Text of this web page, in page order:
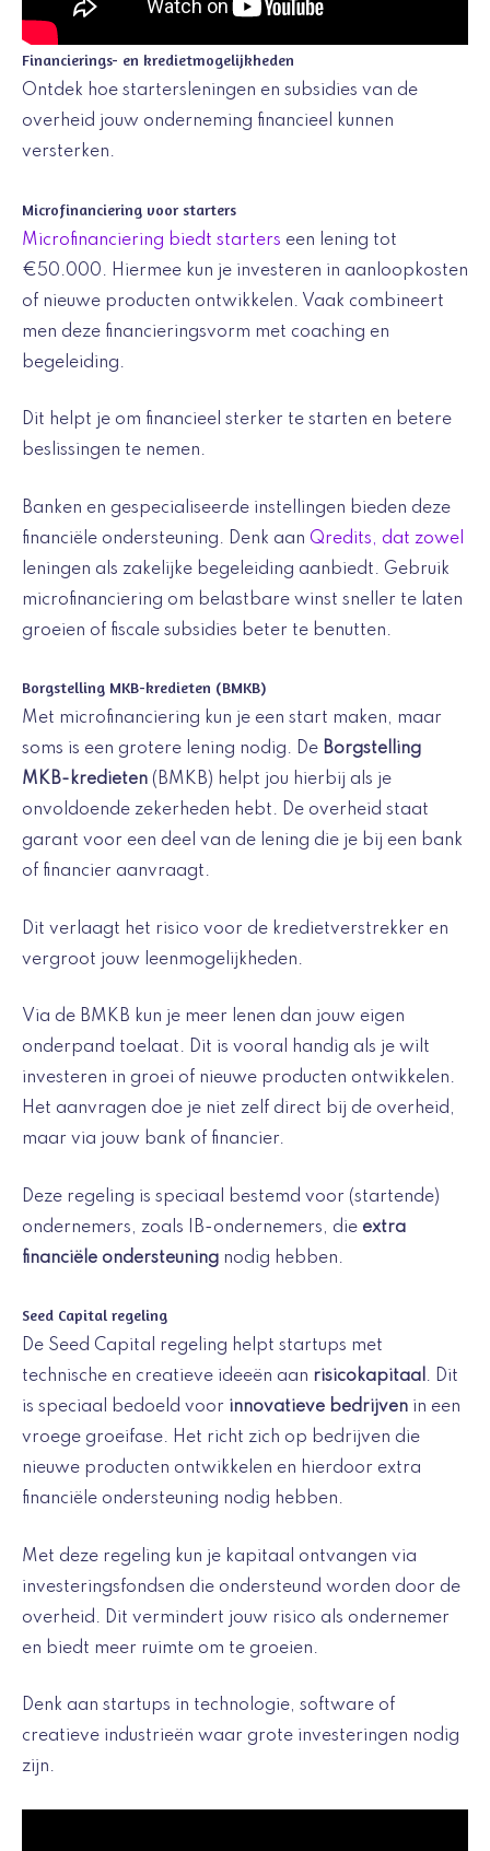
Financierings- en kredietmogelijkheden
Ontdek hoe startersleningen en subsidies van de
overheid jouw onderneming financieel kunnen
versterken.
Microfinanciering voor starters
Microfinanciering biedt starters een lening tot
€50.000. Hiermee kun je investeren in aanloopkosten
of nieuwe producten ontwikkelen. Vaak combineert
men deze financieringsvorm met coaching en
begeleiding.
Dit helpt je om financieel sterker te starten en betere
beslissingen te nemen.
Banken en gespecialiseerde instellingen bieden deze
financiële ondersteuning. Denk aan Qredits, dat zowel
leningen als zakelijke begeleiding aanbiedt. Gebruik
microfinanciering om belastbare winst sneller te laten
groeien of fiscale subsidies beter te benutten.
Borgstelling MKB-kredieten (BMKB)
Met microfinanciering kun je een start maken, maar
soms is een grotere lening nodig. De Borgstelling
MKB-kredieten (BMKB) helpt jou hierbij als je
onvoldoende zekerheden hebt. De overheid staat
garant voor een deel van de lening die je bij een bank
of financier aanvraagt.
Dit verlaagt het risico voor de kredietverstrekker en
vergroot jouw leenmogelijkheden.
Via de BMKB kun je meer lenen dan jouw eigen
onderpand toelaat. Dit is vooral handig als je wilt
investeren in groei of nieuwe producten ontwikkelen.
Het aanvragen doe je niet zelf direct bij de overheid,
maar via jouw bank of financier.
Deze regeling is speciaal bestemd voor (startende)
ondernemers, zoals IB-ondernemers, die extra
financiële ondersteuning nodig hebben.
Seed Capital regeling
De Seed Capital regeling helpt startups met
technische en creatieve ideeën aan risicokapitaal . Dit
is speciaal bedoeld voor innovatieve bedrijven in een
vroege groeifase. Het richt zich op bedrijven die
nieuwe producten ontwikkelen en hierdoor extra
financiële ondersteuning nodig hebben.
Met deze regeling kun je kapitaal ontvangen via
investeringsfondsen die ondersteund worden door de
overheid. Dit vermindert jouw risico als ondernemer
en biedt meer ruimte om te groeien.
Denk aan startups in technologie, software of
creatieve industrieën waar grote investeringen nodig
zijn.